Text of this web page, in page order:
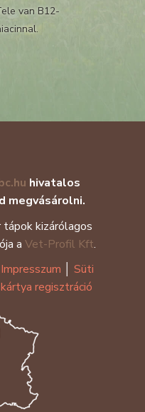
van B12-
hivatalos
megvásárolni.
kizárólagos
aVet-Profil Kft.
Impresszum
Süti
regisztráció